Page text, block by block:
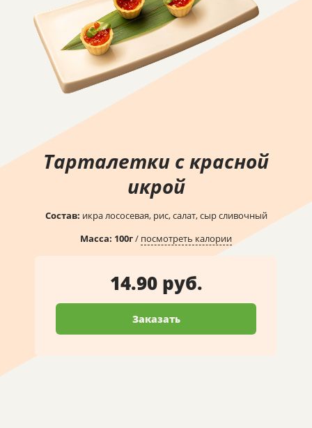
Тарталетки с красной
икрой
Состав: икра лососевая, рис, салат, сыр сливочный
Масса: 100г/ посмотреть калории
14.90 руб.
Заказать